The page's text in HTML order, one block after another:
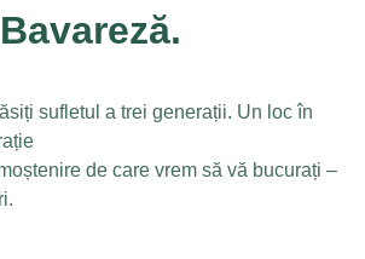
sufletul a trei generații. Un loc în
de care vrem să vă bucurați –